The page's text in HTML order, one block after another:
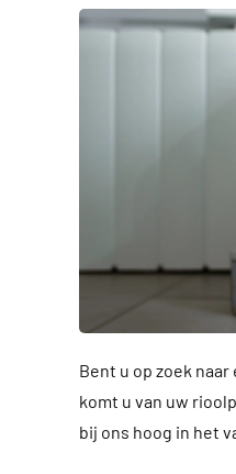
Bent u op zoek
komt u van uw
bij ons hoog in het